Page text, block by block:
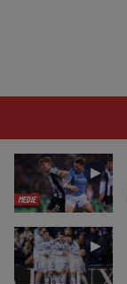
MEDIE
►
►